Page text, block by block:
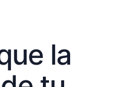
la